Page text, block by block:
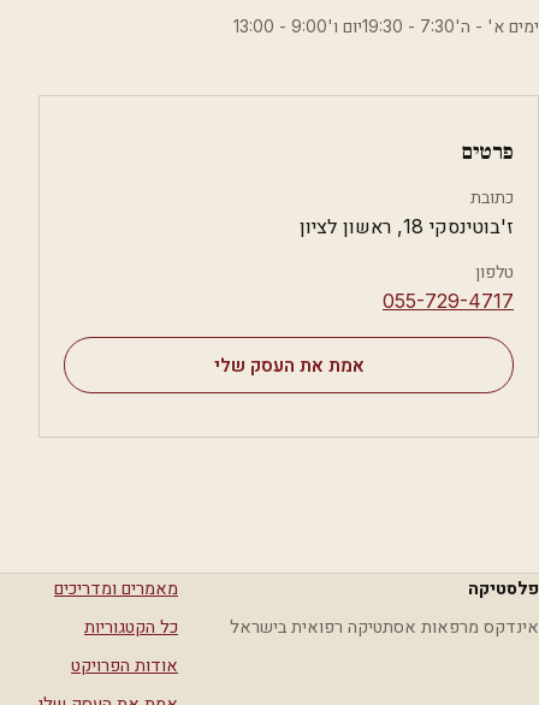
ימים א' - ה'7:30 - 19:30יום ו'9:00 - 13:00
פרטים
כתובת
ז'בוטינסקי 18, ראשון לציון
טלפון
⁦055-729-4717⁩
אמת את העסק שלי
פלסטיקה
אינדקס מרפאות אסתטיקה רפואית בישראל
מאמרים ומדריכים
כל הקטגוריות
אודות הפרויקט